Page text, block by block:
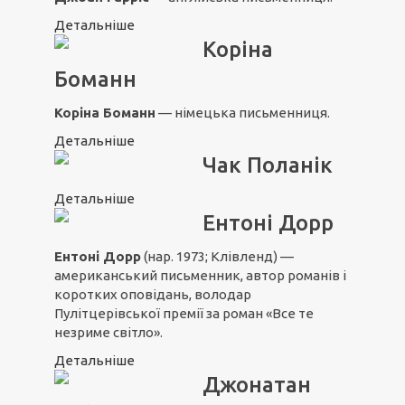
Детальніше
Коріна
Боманн
Коріна Боманн — німецька письменниця.
Детальніше
Чак Поланік
Детальніше
Ентоні Дорр
Ентоні Дорр(нар. 1973; Клівленд) —
американський письменник, автор романів і
коротких оповідань, володар
Пулітцерівської премії за роман «Все те
незриме світло».
Детальніше
Джонатан